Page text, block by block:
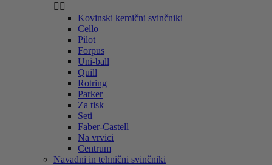
 
Kovinski kemični svinčniki
Cello
Pilot
Forpus
Uni-ball
Quill
Rotring
Parker
Za tisk
Seti
Faber-Castell
Na vrvici
Centrum
Navadni in tehnični svinčniki